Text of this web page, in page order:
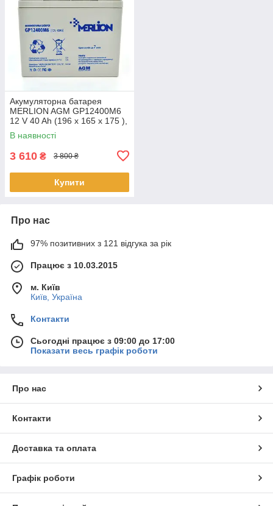
Акумуляторна батарея
MERLION AGM GP12400M6
12 V 40 Ah (196 x 165 x 175 ),
11.9 kg Q1/96
В наявності
3 610 ₴ 3 800 ₴
Купити
Про нас
97% позитивних з 121 відгука за рік
Працює з 10.03.2015
м. Київ
Київ, Україна
Контакти
Сьогодні працює з 09:00 до 17:00
Показати весь графік роботи
Про нас
Контакти
Доставка та оплата
Графік роботи